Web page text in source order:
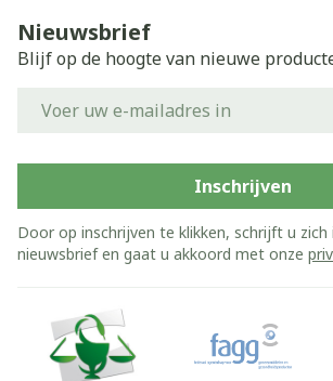
Nieuwsbrief
Blijf op de hoogte van nieuwe
Inschrijven
Door op inschrijven te klikken, schrijft u zich
nieuwsbrief en gaat u akkoord met onze